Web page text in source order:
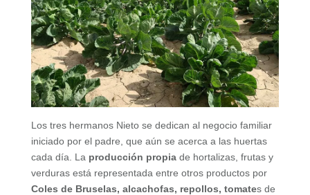
Los tres hermanos Nieto se dedican al negocio familiar
iniciado por el padre, que aún se acerca a las huertas
cada día. La producción propiade hortalizas, frutas y
verduras está representada entre otros productos por
Coles de Bruselas, alcachofas, repollos, tomates de